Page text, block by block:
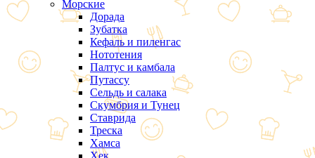
Морские
Дорада
Зубатка
Кефаль и пиленгас
Нототения
Палтус и камбала
Путассу
Сельдь и салака
Скумбрия и Тунец
Ставрида
Треска
Хамса
Хек